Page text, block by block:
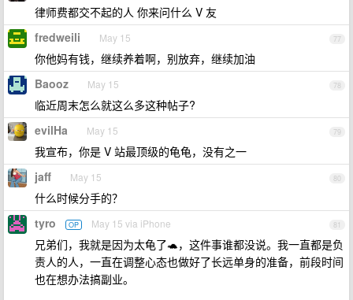
律师费都交不起的人 你来问什么 V 友
77
fredweili May 15
你他妈有钱，继续养着啊，别放弃，继续加油
78
Baooz May 15
临近周末怎么就这么多这种帖子?
79
evilHa May 15
我宣布，你是 V 站最顶级的龟龟，没有之一
80
jaff May 15
什么时候分手的？
81
tyro OP May 15 via iPhone
兄弟们，我就是因为太龟了🐢，这件事谁都没说。我一直都是负
责人的人，一直在调整心态也做好了长远单身的准备，前段时间
也在想办法搞副业。